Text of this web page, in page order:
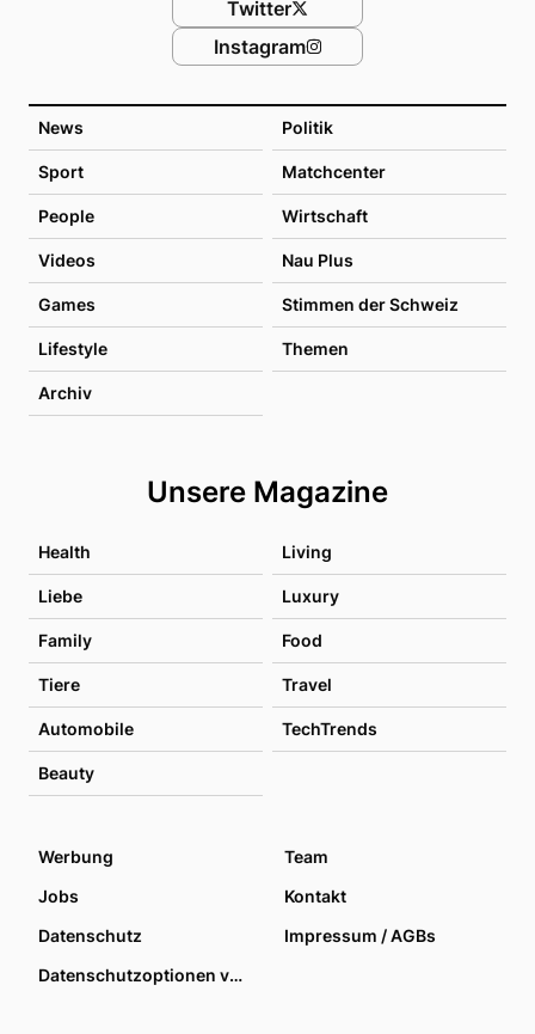
News Politik
Sport Matchcenter
People Wirtschaft
Videos Nau Plus
Games Stimmen der Schweiz
Lifestyle Themen
Archiv
Unsere Magazine
Health Living
Liebe Luxury
Family Food
Tiere Travel
Automobile TechTrends
Beauty
Twitter
Instagram
Werbung
Team
Jobs
Kontakt
Datenschutz
Impressum / AGBs
Datenschutzoptionen verwalten